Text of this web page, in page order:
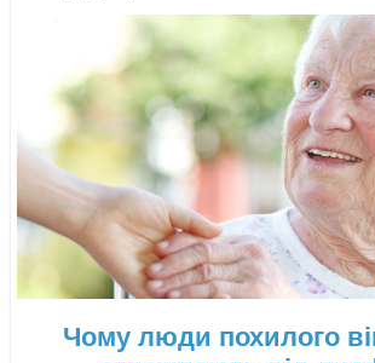
Чому люди похилого